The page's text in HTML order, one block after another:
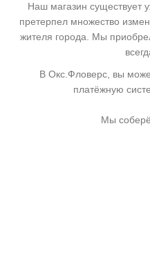
Наш магазин существует
претерпел множество
жителя города. Мы
В Окс.Фловерс, вы
платёжную
Мы